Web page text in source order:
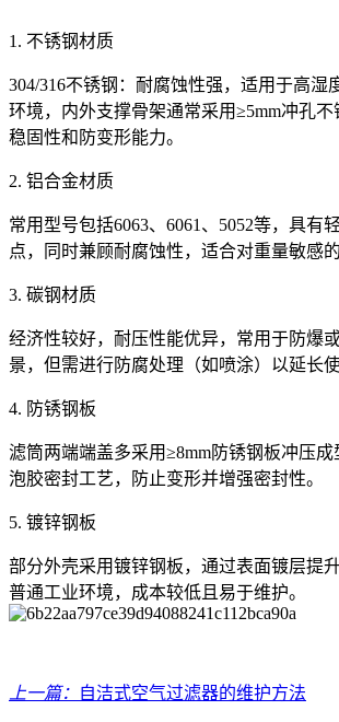
1. ‌不锈钢材质‌
304/316不锈钢‌：耐腐蚀性强，适用于高湿
环境，内外支撑骨架通常采用≥5mm冲孔不
稳固性和防变形能力‌。
2. ‌铝合金材质‌
常用型号包括‌6063、6061、5052‌等，具有
点，同时兼顾耐腐蚀性，适合对重量敏感
3. ‌碳钢材质‌
经济性较好，耐压性能优异，常用于防爆
景，但需进行防腐处理（如喷涂）以延长使
4. ‌防锈钢板‌
滤筒两端端盖多采用≥8mm防锈钢板冲压
泡胶密封工艺，防止变形并增强密封性‌。
5. ‌镀锌钢板‌
部分外壳采用镀锌钢板，通过表面镀层提
普通工业环境，成本较低且易于维护‌。
上一篇： 自洁式空气过滤器的维护方法